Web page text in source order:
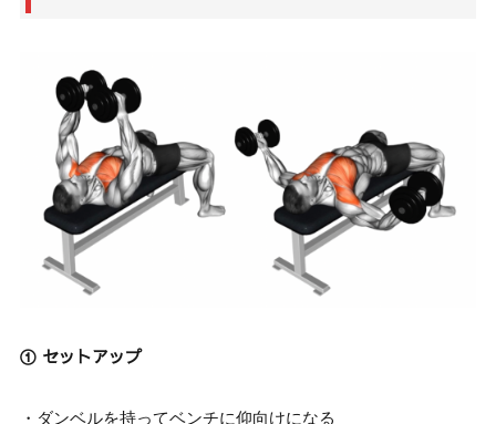
① セットアップ
・ダンベルを持ってベンチに仰向けになる